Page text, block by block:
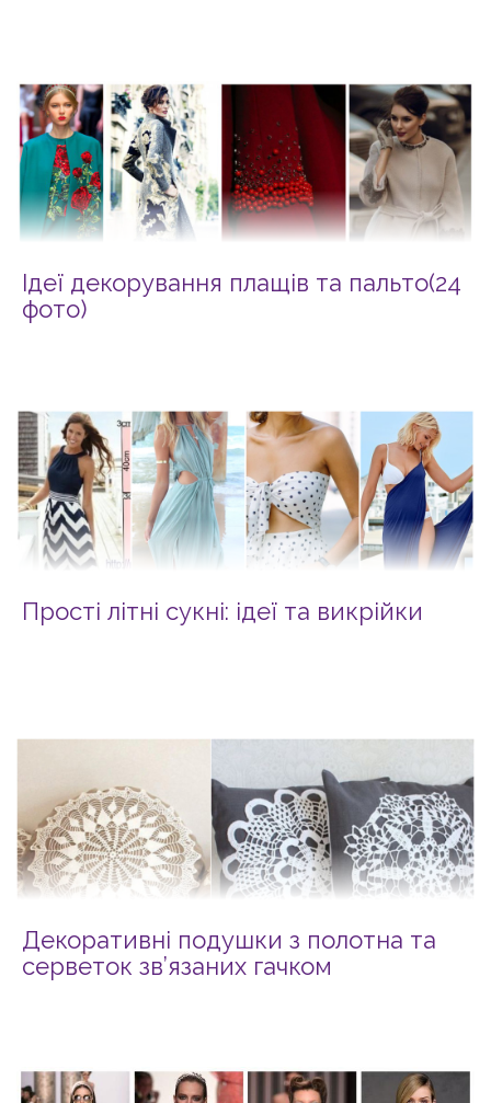
Ідеї декорування плащів та пальто(24
фото)
Прості літні сукні: ідеї та викрійки
Декоративні подушки з полотна та
серветок зв’язаних гачком